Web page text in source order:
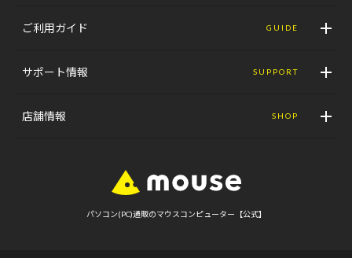
ご利用ガイド GUIDE
サポート情報 SUPPORT
店舗情報 SHOP
パソコン(PC)通販のマウスコンピューター【公式】